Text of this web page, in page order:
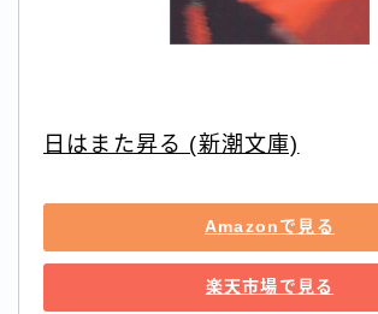
日はまた昇る (新潮文庫)
Amazonで見る
楽天市場で見る